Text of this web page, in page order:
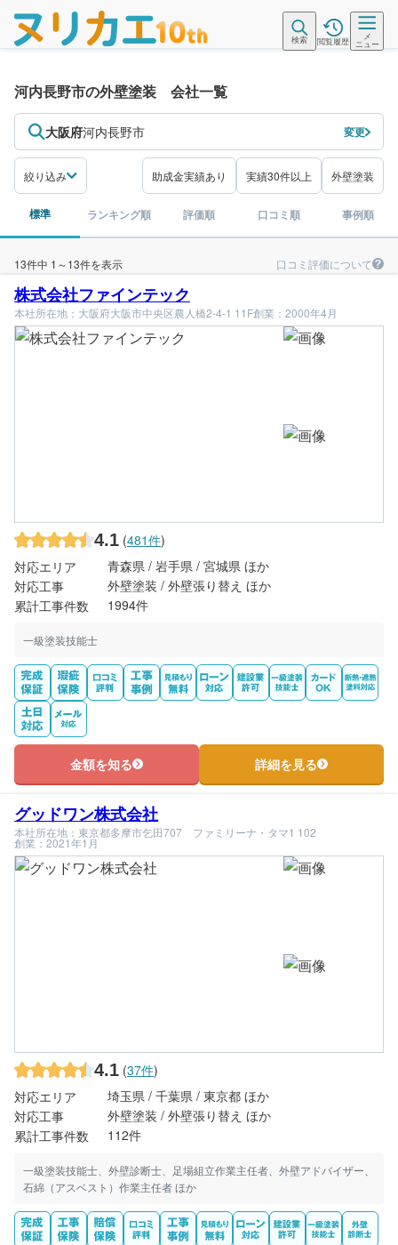
検索 閲覧履歴
メ
ニュー
河内長野市の外壁塗装 会社一覧
大阪府河内長野市 変更
絞り込み 助成金実績あり 実績30件以上 外壁塗装
標準 ランキング順 評価順 口コミ順 事例順
13件中 1～13件を表示 口コミ評価について
株式会社ファインテック
本社所在地：大阪府大阪市中央区農人橋2-4-1 11F創業：2000年4月
4.1 (481件)
対応エリア
青森県 / 岩手県 / 宮城県 ほか
対応工事
外壁塗装 / 外壁張り替え ほか
累計工事件数
1994件
一級塗装技能士
金額を知る 詳細を見る
グッドワン株式会社
本社所在地：東京都多摩市乞田707 ファミリーナ・タマ1 102
創業：2021年1月
4.1 (37件)
対応エリア
埼玉県 / 千葉県 / 東京都 ほか
対応工事
外壁塗装 / 外壁張り替え ほか
累計工事件数
112件
一級塗装技能士、外壁診断士、足場組立作業主任者、外壁アドバイザー、
石綿（アスベスト）作業主任者 ほか